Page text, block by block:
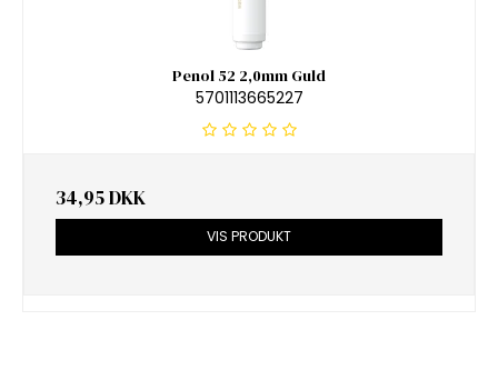
Penol 52 2,0mm Guld
5701113665227
34,95 DKK
VIS PRODUKT